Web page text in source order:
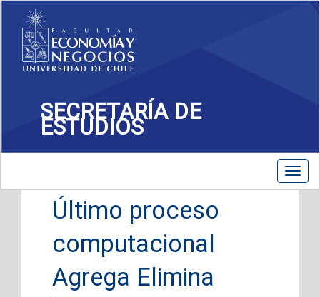
SECRETARÍA DE
ESTUDIOS
Último proceso
computacional
Agrega Elimina